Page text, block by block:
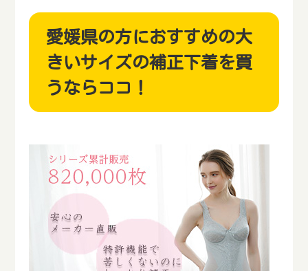
愛媛県の方におすすめの大
きいサイズの補正下着を買
うならココ！